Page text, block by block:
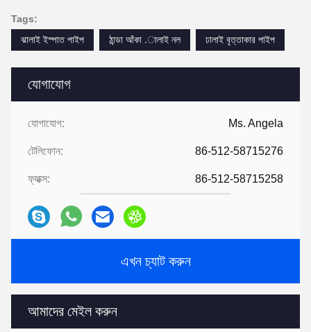
যোগাযোগ
যোগাযোগ: Ms. Angela
টেলিফোন: 86-512-58715276
ফ্যাক্স: 86-512-58715258
এখন চ্যাট করুন
আমাদের মেইল করুন
Tags:
ঝালাই ইস্পাত পাইপ
ঠান্ডা আঁকা .ালাই নল ঢালাই বৃত্তাকার পাইপ